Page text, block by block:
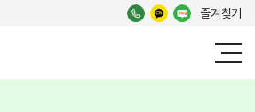
즐겨찾기